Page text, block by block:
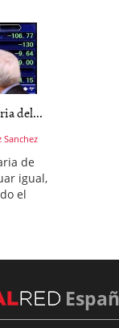
del...
Sanchez
de
igual,
el